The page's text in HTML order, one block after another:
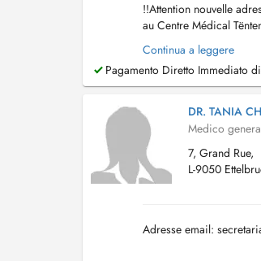
!!Attention nouvelle
au Centre Médical
Dr Keipes remplace
Continua a leggere
Pagamento Diretto Immediato
DR. TANIA
Medico
7, Grand Rue,
L-9050
Adresse email: